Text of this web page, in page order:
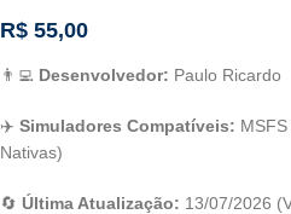
R$ 55,00
👨‍💻 Desenvolvedor: Paulo Ricardo
✈️ Simuladores Compatíveis:
Nativas)
🔄 Última Atualização: 13/07/2026